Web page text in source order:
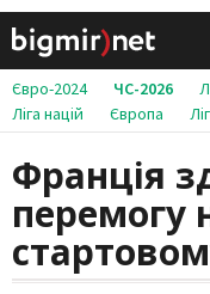
Євро-2024 ЧС-2026
Ліга націй
Європа
Франція
перемогу